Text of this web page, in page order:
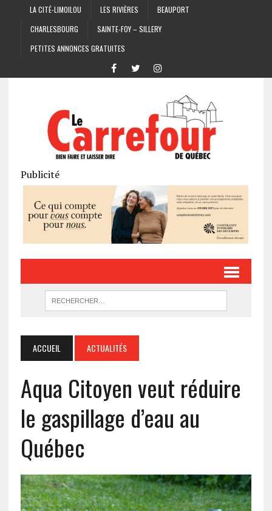
LA CITÉ-LIMOILOU LES RIVIÈRES
BEAUPORT
CHARLESBOURG
SAINTE-FOY – SILLERY
PETITES ANNONCES GRATUITES
Publicité
ACCUEIL ACTUALITÉS
Aqua Citoyen veut réduire
le gaspillage d’eau au
Québec